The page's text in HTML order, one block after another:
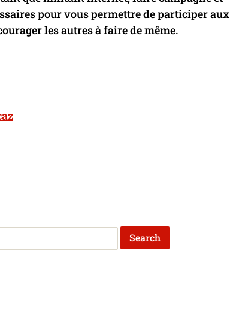
pour vous permettre de participer aux
les autres à faire de même.